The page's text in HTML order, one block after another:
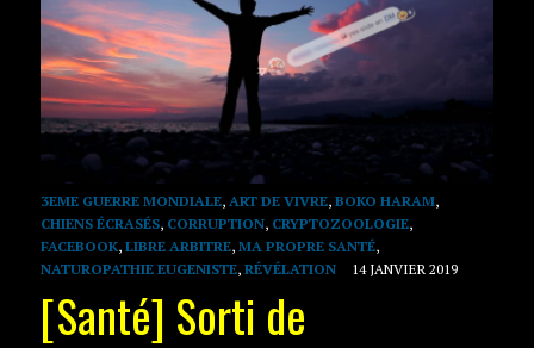
3EME GUERRE MONDIALE, ART DE VIVRE, BOKO HARAM,
CHIENS ÉCRASÉS, CORRUPTION, CRYPTOZOOLOGIE,
FACEBOOK, LIBRE ARBITRE, MA PROPRE SANTÉ,
NATUROPATHIE EUGENISTE, RÉVÉLATION 14 JANVIER 2019
[Santé] Sorti de